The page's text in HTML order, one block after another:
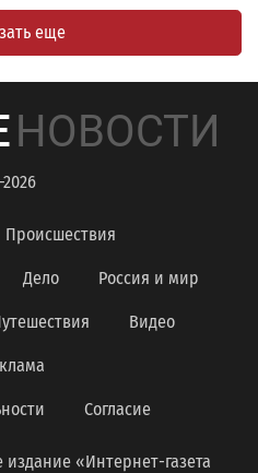
еще
НОВОСТИ
Происшествия
Дело Россия и мир
Видео
Согласие
«Интернет-газета